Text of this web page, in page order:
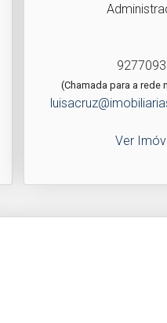
(Chamada para a rede
Ver